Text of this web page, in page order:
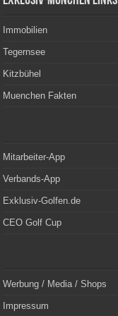
Immobilien
Tegernsee
Kitzbühel
Muenchen Fakten
Mitarbeiter-App
Verbands-App
Exklusiv-Golfen.de
CEO Golf Cup
Werbung / Media / Shops
Impressum